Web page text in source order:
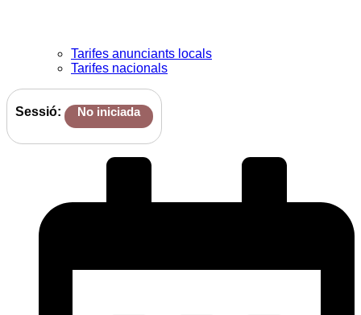
Tarifes anunciants locals
Tarifes nacionals
Sessió: No iniciada